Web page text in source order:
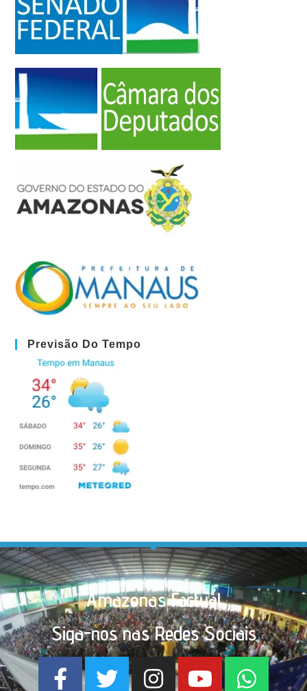
Previsão Do Tempo
Amazonas Factual
Siga-nos nas Redes Sociais